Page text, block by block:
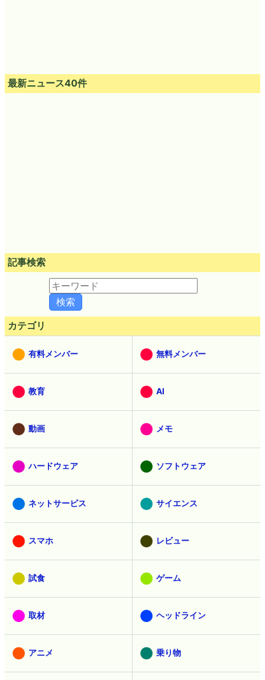
最新ニュース40件
記事検索
カテゴリ
有料メンバー 無料メンバー
教育 AI
動画 メモ
ハードウェア ソフトウェア
ネットサービス サイエンス
スマホ レビュー
試食 ゲーム
取材 ヘッドライン
アニメ 乗り物